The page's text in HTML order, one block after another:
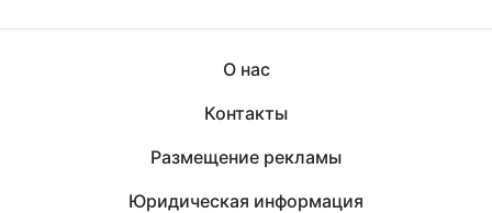
О нас
Контакты
Размещение рекламы
Юридическая информация